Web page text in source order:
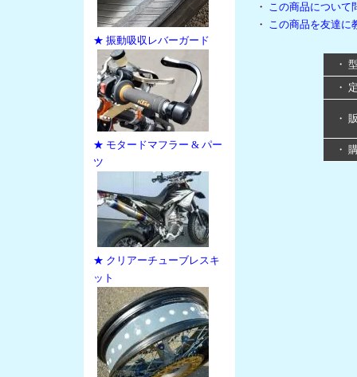
★ 振動吸収レバーガード
★ モタードマフラー & パー
ツ
★ クリアーチューブレスキ
ット
・ この商品について
・ この商品を友達に
・
・
・
・